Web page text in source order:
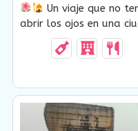
Un viaje que no
abrir los ojos en una